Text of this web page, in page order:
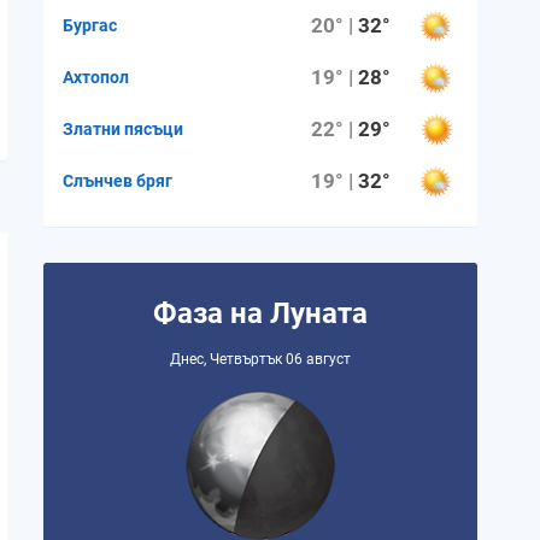
Бургас 20° |32°
Ахтопол 19° |28°
Златни пясъци 22° |29°
Слънчев бряг 19° |32°
Фаза на Луната
Днес, Четвъртък 06 август